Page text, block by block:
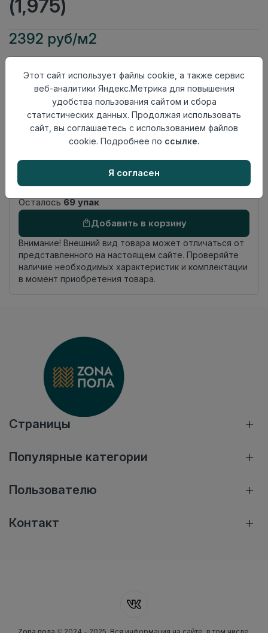
(1,975)
2392 руб/м2
Класс
33кл
АктуальностьАктуален
Толщина
10мм
доски
1380×159мм
Теплый пол
до +27 градусов
4V
Страна
Осталось69 упак
Добавить в корзину
Внимание! Внешний вид товара может отличаться от
представленного на настоящем сайте. Проверяйте
наличие необходимых характеристик и комплектации
в момент приобретения товара.
Страницы
Популярные категории
Пользователю
Контакт
Этот сайт использует файлы cookie, а также сервис
веб-аналитики Яндекс.Метрика для повышения
удобства пользования сайтом и сбора
статистических данных. Продолжая использовать
сайт, вы соглашаетесь с использованием файлов
cookie. Подробнее по ссылке.
Я согласен